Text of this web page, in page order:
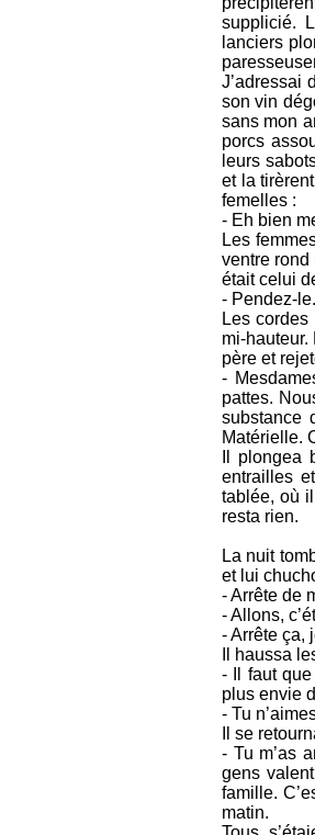
supplicié.
lanciers
J’adressai
son vin
sans mon
porcs
leurs
et la
femelles :
- Eh bien
Les
ventre
était celui
- Pendez-le.
Les
mi-hauteur.
père et
-
pattes.
substance
Matérielle.
Il plongea
entrailles
tablée, où
resta rien.
La nuit
et lui
- Arrête de
- Allons,
- Arrête ça,
Il haussa
- Il faut que
plus envie
- Tu
Il se
- Tu m’as
gens
famille.
matin.